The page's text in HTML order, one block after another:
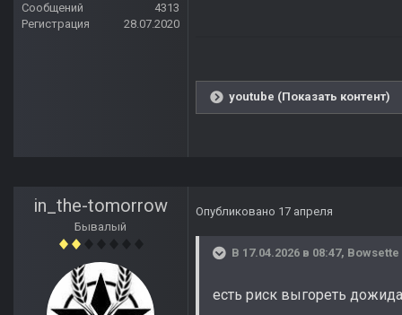
Сообщений
4313
Регистрация
28.07.2020
youtube (Показать контент)
in_the-tomorrow
Бывалый
Опубликовано 17 апреля
В 17.04.2026 в 08:47, Bowsette
есть риск выгореть